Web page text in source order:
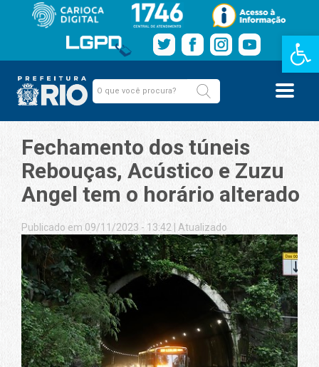
Barra de
Fechamento dos túneis
Rebouças, Acústico e Zuzu
Angel tem o horário alterado
Publicado em 09/11/2023 - 13:42 Atualizado